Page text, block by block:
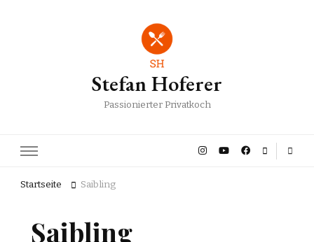
Stefan Hoferer
Passionierter Privatkoch
Startseite Saibling
Saibling